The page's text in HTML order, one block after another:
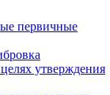
первичные
утверждения